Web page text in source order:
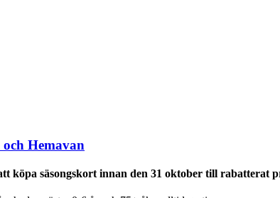
Hemavan
köpa säsongskort innan den 31 oktober till rabatterat